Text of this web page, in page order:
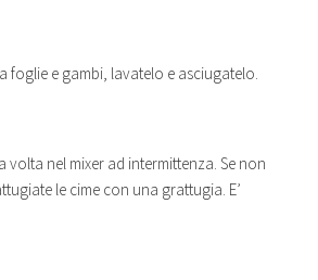
foglie e gambi, lavatelo e asciugatelo.
volta nel mixer ad intermittenza. Se non
le cime con una grattugia. E’